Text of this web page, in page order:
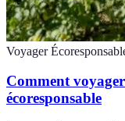
Voyager
Comment
écoresponsable